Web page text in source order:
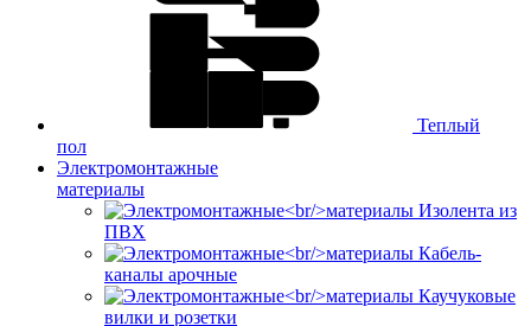
Теплый
пол
Электромонтажные
материалы
Изолента из
ПВХ
Кабель-
каналы арочные
Каучуковые
вилки и розетки